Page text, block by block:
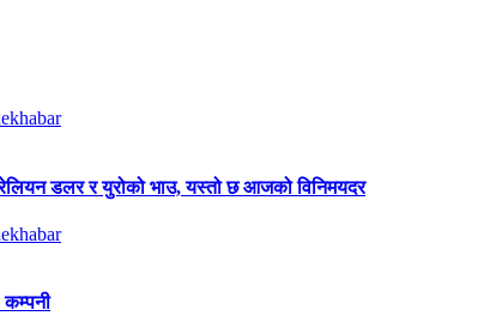
डलर र युरोको भाउ, यस्तो छ आजको विनिमयदर